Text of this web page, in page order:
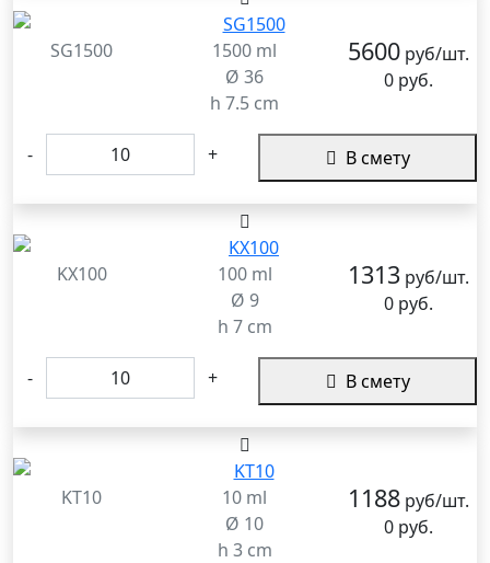
SG1500
1500 ml
Ø 36
h 7.5 cm
5600руб/шт.
0 руб.
- + В смету
KX100
100 ml
Ø 9
h 7 cm
1313руб/шт.
0 руб.
- + В смету
KT10
10 ml
Ø 10
h 3 cm
1188руб/шт.
0 руб.